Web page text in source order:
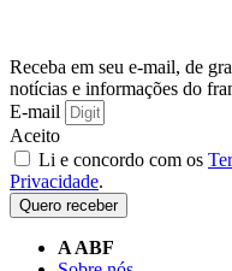
Receba em seu e-mail, de
notícias e informações do
E-mail
Aceito
Li e concordo com os
Privacidade.
Quero receber
A ABF